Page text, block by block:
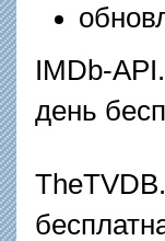
IMDb-
день